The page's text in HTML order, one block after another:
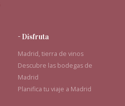
- Disfruta
Madrid, tierra de vinos
Descubre las bodegas de
Madrid
Planifica tu viaje a Madrid